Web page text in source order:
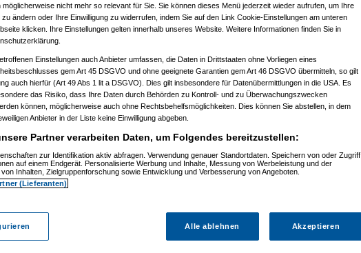
11:33:25)
11:38:33)
11:40:25)
12:05:10)
12:07:25)
12:21:02)
13:39:11)
14:04:54)
14:24:47)
am 19.07.2024, 14:31:52)
am 19.07.2024, 22:48:41)
am 19.07.2024, 23:43:38)
am 20.07.2024, 00:00:58)
am 20.07.2024, 00:13:27)
am 19.07.2024, 21:39:50)
13:18:00)
31.07.2024, 22:15:15)
möglicherweise nicht mehr so relevant für Sie. Sie können dieses Menü jederzeit wieder aufrufen, um Ihre
zu ändern oder Ihre Einwilligung zu widerrufen, indem Sie auf den Link Cookie-Einstellungen am unteren
klicken. Ihre Einstellungen gelten innerhalb unseres Website. Weitere Informationen finden Sie in
Einstellungen auch Anbieter umfassen, die Daten in Drittstaaten ohne Vorliegen eines
gem Art 45 DSGVO und ohne geeignete Garantien gem Art 46 DSGVO übermitteln, so gilt
auch hierfür (Art 49 Abs 1 lit a DSGVO). Dies gilt insbesondere für Datenübermittlungen in die USA. Es
das Risiko, dass Ihre Daten durch Behörden zu Kontroll- und zu Überwachungszwecken
können, möglicherweise auch ohne Rechtsbehelfsmöglichkeiten. Dies können Sie abstellen, in dem
Anbieter in der Liste keine Einwilligung abgeben.
Partner verarbeiten Daten, um Folgendes bereitzustellen:
zur Identifikation aktiv abfragen. Verwendung genauer Standortdaten. Speichern von oder Zugriff
auf einem Endgerät. Personalisierte Werbung und Inhalte, Messung von Werbeleistung und der
Inhalten, Zielgruppenforschung sowie Entwicklung und Verbesserung von Angeboten.
(Lieferanten)
Alle ablehnen Akzeptieren